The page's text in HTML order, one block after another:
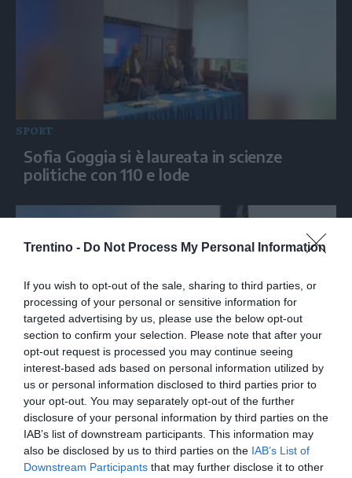
Trentino - Do Not Process My Personal Information
If you wish to opt-out of the sale, sharing to third parties, or
processing of your personal or sensitive information for
targeted advertising by us, please use the below opt-out
section to confirm your selection. Please note that after your
opt-out request is processed you may continue seeing
interest-based ads based on personal information utilized by
us or personal information disclosed to third parties prior to
your opt-out. You may separately opt-out of the further
disclosure of your personal information by third parties on the
IAB’s list of downstream participants. This information may
also be disclosed by us to third parties on the IAB’s List of
Downstream Participants that may further disclose it to other
SPORT
Sofia Goggia si è laureata in scienze
politiche con 110 e lode
SPORT
Da Cattolica a Piacenza: in barca a vela e
in mongolfiera la Difesa da' spazio allo
sport